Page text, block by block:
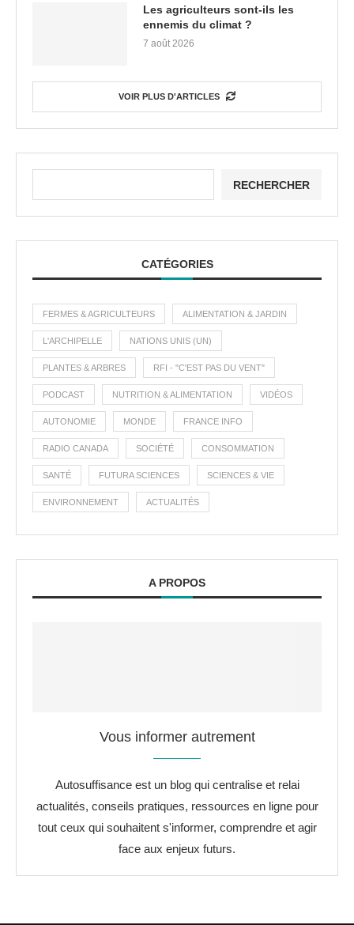
Les agriculteurs sont-ils les
ennemis du climat ?
7 août 2026
VOIR PLUS D'ARTICLES
RECHERCHER
CATÉGORIES
FERMES & AGRICULTEURS ALIMENTATION & JARDIN
L'ARCHIPELLE NATIONS UNIS (UN)
PLANTES & ARBRES RFI - "C'EST PAS DU VENT"
PODCAST NUTRITION & ALIMENTATION VIDÉOS
AUTONOMIE MONDE FRANCE INFO
RADIO CANADA SOCIÉTÉ CONSOMMATION
SANTÉ FUTURA SCIENCES SCIENCES & VIE
ENVIRONNEMENT ACTUALITÉS
A PROPOS
Vous informer autrement
Autosuffisance est un blog qui centralise et relai
actualités, conseils pratiques, ressources en ligne pour
tout ceux qui souhaitent s'informer, comprendre et agir
face aux enjeux futurs.